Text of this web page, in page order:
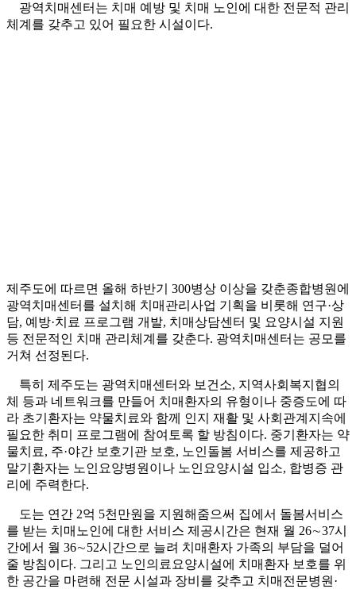
광역치매센터는 치매 예방 및 치매 노인에 대한 전문적 관리
체계를 갖추고 있어 필요한 시설이다.
제주도에 따르면 올해 하반기 300병상 이상을 갖춘종합병원에
광역치매센터를 설치해 치매관리사업 기획을 비롯해 연구·상
담, 예방·치료 프로그램 개발, 치매상담센터 및 요양시설 지원
등 전문적인 치매 관리체계를 갖춘다. 광역치매센터는 공모를
거쳐 선정된다.
특히 제주도는 광역치매센터와 보건소, 지역사회복지협의
체 등과 네트워크를 만들어 치매환자의 유형이나 중증도에 따
라 초기환자는 약물치료와 함께 인지 재활 및 사회관계지속에
필요한 취미 프로그램에 참여토록 할 방침이다. 중기환자는 약
물치료, 주·야간 보호기관 보호, 노인돌봄 서비스를 제공하고
말기환자는 노인요양병원이나 노인요양시설 입소, 합병증 관
리에 주력한다.
도는 연간 2억 5천만원을 지원해줌으써 집에서 돌봄서비스
를 받는 치매노인에 대한 서비스 제공시간은 현재 월 26∼37시
간에서 월 36∼52시간으로 늘려 치매환자 가족의 부담을 덜어
줄 방침이다. 그리고 노인의료요양시설에 치매환자 보호를 위
한 공간을 마련해 전문 시설과 장비를 갖추고 치매전문병원·